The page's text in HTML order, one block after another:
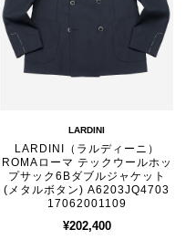
LARDINI
LARDINI（ラルディーニ）
ROMAローマ テックウールホッ
プサック6Bダブルジャケット
(メタルボタン) A6203JQ4703
17062001109
¥202,400